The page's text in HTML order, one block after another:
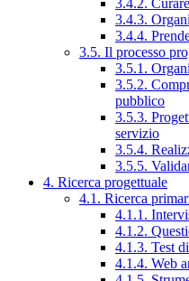
3.4.2.
3.4.3.
3.4.4.
3.5. Il processo
3.5.1.
3.5.2.
pubblico
3.5.3.
servizio
3.5.4.
3.5.5.
4. Ricerca progettuale
4.1. Ricerca
4.1.1.
4.1.2.
4.1.3. Test
4.1.4. Web